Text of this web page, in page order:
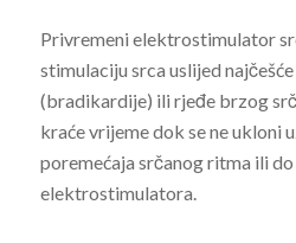
Privremeni elektrostimulator
stimulaciju srca uslijed
(bradikardije) ili rjeđe brzog
kraće vrijeme dok se ne ukloni
poremećaja srčanog ritma ili
elektrostimulatora.